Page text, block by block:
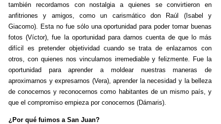
también recordamos con nostalgia a quienes se convirtieron en
anfitriones y amigos, como un carismático don Raúl (Isabel y
Giacomo). Esta no fue sólo una oportunidad para poder tomar buenas
fotos (Víctor), fue la oportunidad para darnos cuenta de que lo más
difícil es pretender objetividad cuando se trata de enlazarnos con
otros, con quienes nos vinculamos irremediable y felizmente. Fue la
oportunidad para aprender a moldear nuestras maneras de
aproximarnos y expresarnos (Vera), aprender la necesidad y la belleza
de conocernos y reconocernos como habitantes de un mismo país, y
que el compromiso empieza por conocernos (Dámaris).
¿Por qué fuimos a San Juan?